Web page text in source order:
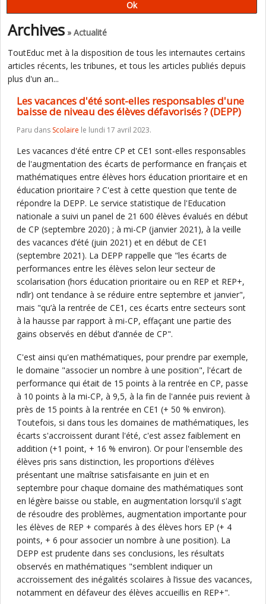
Archives » Actualité
ToutEduc met à la disposition de tous les internautes certains
articles récents, les tribunes, et tous les articles publiés depuis
plus d'un an...
Les vacances d'été sont-elles responsables d'une
baisse de niveau des élèves défavorisés ? (DEPP)
Paru dans Scolaire le lundi 17 avril 2023.
Les vacances d'été entre CP et CE1 sont-elles responsables
de l'augmentation des écarts de performance en français et
mathématiques entre élèves hors éducation prioritaire et en
éducation prioritaire ? C'est à cette question que tente de
répondre la DEPP. Le service statistique de l'Education
nationale a suivi un panel de 21 600 élèves évalués en début
de CP (septembre 2020) ; à mi-CP (janvier 2021), à la veille
des vacances d’été (juin 2021) et en début de CE1
(septembre 2021). La DEPP rappelle que "les écarts de
performances entre les élèves selon leur secteur de
scolarisation (hors éducation prioritaire ou en REP et REP+,
ndlr) ont tendance à se réduire entre septembre et janvier",
mais "qu’à la rentrée de CE1, ces écarts entre secteurs sont
à la hausse par rapport à mi-CP, effaçant une partie des
gains observés en début d’année de CP".
C'est ainsi qu'en mathématiques, pour prendre par exemple,
le domaine "associer un nombre à une position", l'écart de
performance qui était de 15 points à la rentrée en CP, passe
à 10 points à la mi-CP, à 9,5, à la fin de l'année puis revient à
près de 15 points à la rentrée en CE1 (+ 50 % environ).
Toutefois, si dans tous les domaines de mathématiques, les
écarts s'accroissent durant l'été, c'est assez faiblement en
addition (+1 point, + 16 % environ). Or pour l'ensemble des
élèves pris sans distinction, les proportions d’élèves
présentant une maîtrise satisfaisante en juin et en
septembre pour chaque domaine des mathématiques sont
en légère baisse ou stable, en augmentation lorsqu'il s'agit
de résoudre des problèmes, augmentation importante pour
les élèves de REP + comparés à des élèves hors EP (+ 4
points, + 6 pour associer un nombre à une position). La
DEPP est prudente dans ses conclusions, les résultats
observés en mathématiques "semblent indiquer un
accroissement des inégalités scolaires à l’issue des vacances,
notamment en défaveur des élèves accueillis en REP+".